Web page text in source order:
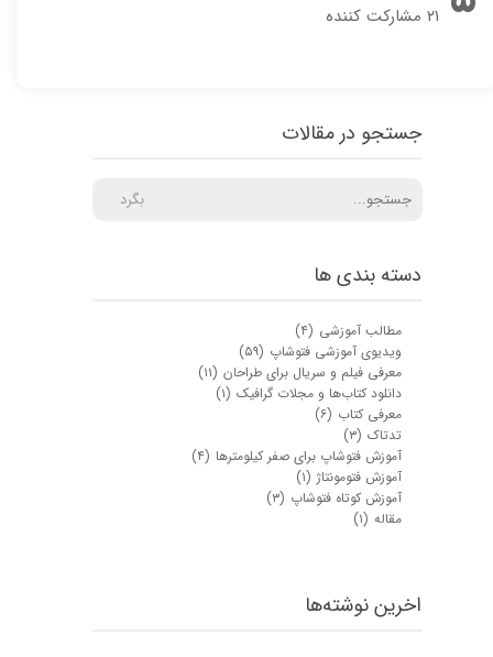
۲۱ مشارکت کننده
دسته بندی ها
مطالب آموزشی (۴)
ویدیوی آموزشی فتوشاپ (۵۹)
معرفی فیلم و سریال برای طراحان (۱۱)
دانلود کتاب‌ها و مجلات گرافیک (۱)
معرفی کتاب (۶)
تدتاک (۳)
آموزش فتوشاپ برای صفر کیلومترها (۴)
آموزش فتومونتاژ (۱)
آموزش کوتاه فتوشاپ (۳)
مقاله (۱)
جستجو در مقالات
بگرد
اخرین نوشته‌ها